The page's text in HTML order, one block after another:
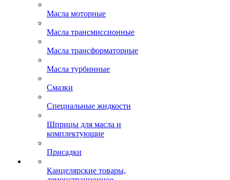
Масла моторные
Масла трансмиссионные
Масла трансформаторные
Масла турбинные
Смазки
Специальные жидкости
Шприцы для масла и
комплектующие
Присадки
Канцелярские товары,